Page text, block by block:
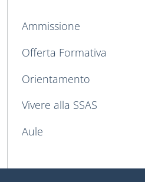
MAIN NAVIGATION
Ammissione
Offerta Formativa
Orientamento
Vivere alla SSAS
Aule